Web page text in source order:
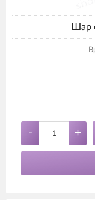
Шар
- +